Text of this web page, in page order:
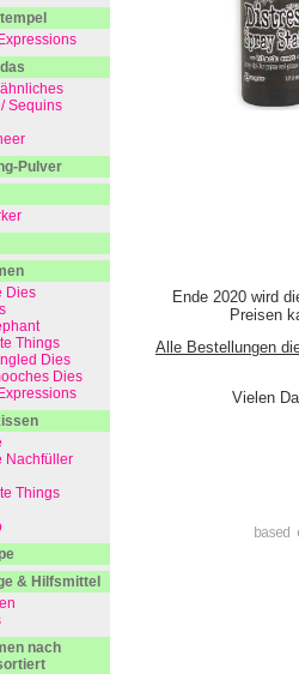
Ende 2020 wird
Preisen
Alle Bestellungen
Vielen
Sequins
Pulver
Dies
Things
Dies
Dies
Nachfüller
Things
& Hilfsmittel
nach